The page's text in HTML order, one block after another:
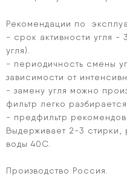
Рекомендации по
- срок активности угля -
угля).
- периодичность смены
зависимости от
- замену угля можно
фильтр легко
- предфильтр
Выдерживает 2-3 стирки,
воды 40С.
Производство Россия.